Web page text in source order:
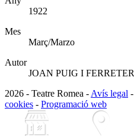
1922
Mes
Març/Marzo
Autor
JOAN PUIG I FERRETER
2026 - Teatre Romea - Avís legal -
cookies - Programació web